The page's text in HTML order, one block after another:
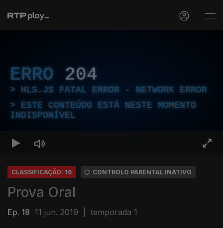
ERRO 204
HLS.JS FATAL ERROR - NETWORK ERROR
ESTE CONTEÚDO ESTÁ NESTE MOMENTO
INDISPONÍVEL
CLASSIFICAÇÃO: 16 CONTROLO PARENTAL INATIVO
Prova Oral
Ep. 18 11 jun. 2019 temporada 1